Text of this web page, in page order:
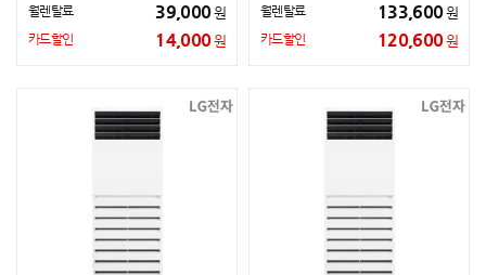
월렌탈료 39,000원
카드할인 14,000원
월렌탈료 133,600원
카드할인 120,600원